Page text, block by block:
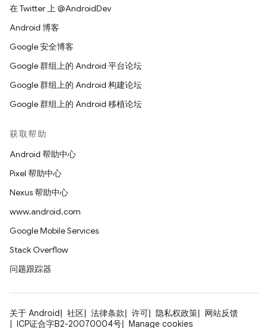
在 Twitter 上 @AndroidDev
Android 博客
Google 安全博客
Google 群组上的 Android 平台论坛
Google 群组上的 Android 构建论坛
Google 群组上的 Android 移植论坛
获取帮助
Android 帮助中心
Pixel 帮助中心
Nexus 帮助中心
www.android.com
Google Mobile Services
Stack Overflow
问题跟踪器
关于 Android 社区 法律条款 许可 隐私权政策
网站反馈
ICP证合字B2-20070004号
Manage cookies